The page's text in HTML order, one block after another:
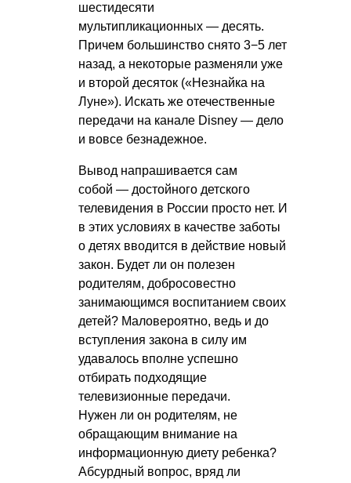
шестидесяти
мультипликационных — десять.
Причем большинство снято 3−5 лет
назад, а некоторые разменяли уже
и второй десяток («Незнайка на
Луне»). Искать же отечественные
передачи на канале Disney — дело
и вовсе безнадежное.
Вывод напрашивается сам
собой — достойного детского
телевидения в России просто нет. И
в этих условиях в качестве заботы
о детях вводится в действие новый
закон. Будет ли он полезен
родителям, добросовестно
занимающимся воспитанием своих
детей? Маловероятно, ведь и до
вступления закона в силу им
удавалось вполне успешно
отбирать подходящие
телевизионные передачи.
Нужен ли он родителям, не
обращающим внимание на
информационную диету ребенка?
Абсурдный вопрос, вряд ли